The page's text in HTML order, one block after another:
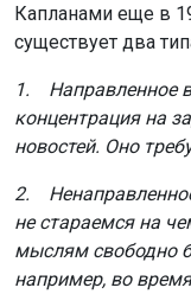
Капланами еще в
существует два
1. Направленное
концентрация на
новостей. Оно
2.
не стараемся на
мыслям свободно
например, во